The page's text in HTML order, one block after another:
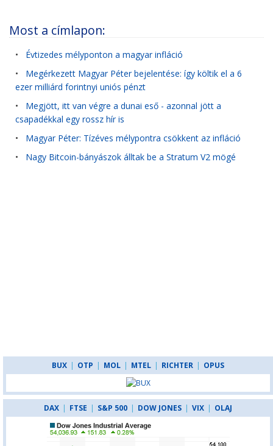
Most a címlapon:
• Évtizedes mélyponton a magyar infláció
• Megérkezett Magyar Péter bejelentése: így költik el a 6
ezer milliárd forintnyi uniós pénzt
• Megjött, itt van végre a dunai eső - azonnal jött a
csapadékkal egy rossz hír is
• Magyar Péter: Tízéves mélypontra csökkent az infláció
• Nagy Bitcoin-bányászok álltak be a Stratum V2 mögé
BUX | OTP | MOL | MTEL | RICHTER | OPUS
DAX | FTSE | S&P 500 | DOW JONES | VIX | OLAJ